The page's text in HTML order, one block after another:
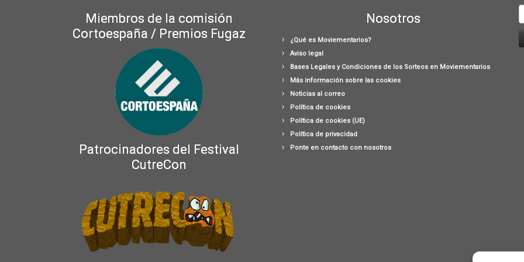
Miembros de la comisión
Cortoespaña / Premios Fugaz
Patrocinadores del Festival
CutreCon
Nosotros
¿Qué es Moviementarios?
Aviso legal
Bases Legales y Condiciones de los Sorteos en Moviementarios
Más información sobre las cookies
Noticias al correo
Política de cookies
Política de cookies (UE)
Política de privacidad
Ponte en contacto con nosotros